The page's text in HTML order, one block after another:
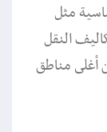
مثل
النقل
أغلى مناطق